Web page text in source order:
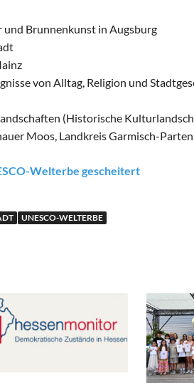
Brunnenkunst in Augsburg
von Alltag, Religion und
(Historische
Moos, Landkreis Garmisch-
Welterbe gescheitert
UNESCO-WELTERBE